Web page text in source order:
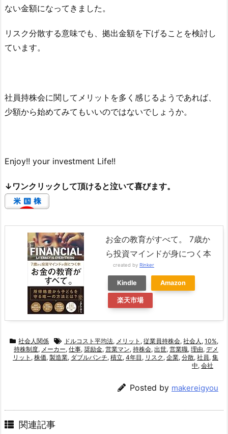
ない金額になってきました。
リスク分散する意味でも、拠出金額を下げることを検討し
ています。
社員持株会に関してメリットを多く感じるようであれば、
少額から始めてみてもいいのではないでしょうか。
Enjoy!! your investment Life!!
↓ワンクリックして頂けると泣いて喜びます。
お金の教育がすべて。 7歳か
ら投資マインドが身につく本
created by Rinker
Kindle Amazon
楽天市場
社会人関係 ドルコスト平均法, メリット , 従業員持株会, 社会人 , 10%,
持株制度, メーカー, 仕事, 奨励金, 営業マン, 持株会, 出世, 営業職, 理由, デメ
リット , 株価, 製造業, ダブルパンチ, 積立, 4年目 , リスク , 企業, 分散, 社員, 集
中, 会社
Posted by makereigyou
関連記事